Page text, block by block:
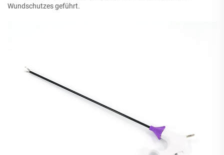
Wundschutzes geführt.